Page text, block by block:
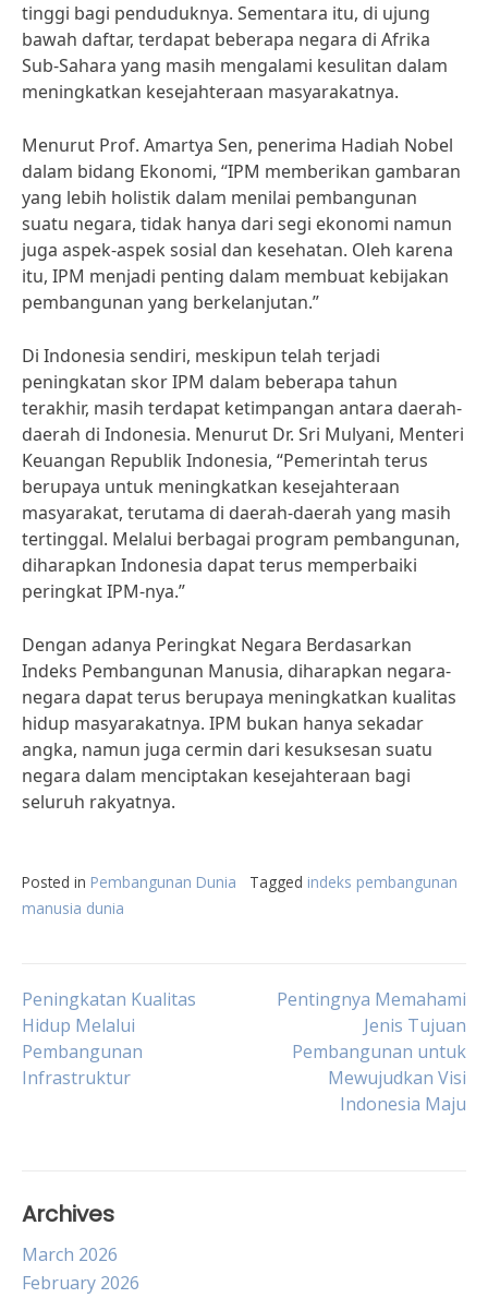
tinggi bagi penduduknya. Sementara itu, di ujung
bawah daftar, terdapat beberapa negara di Afrika
Sub-Sahara yang masih mengalami kesulitan dalam
meningkatkan kesejahteraan masyarakatnya.
Menurut Prof. Amartya Sen, penerima Hadiah Nobel
dalam bidang Ekonomi, “IPM memberikan gambaran
yang lebih holistik dalam menilai pembangunan
suatu negara, tidak hanya dari segi ekonomi namun
juga aspek-aspek sosial dan kesehatan. Oleh karena
itu, IPM menjadi penting dalam membuat kebijakan
pembangunan yang berkelanjutan.”
Di Indonesia sendiri, meskipun telah terjadi
peningkatan skor IPM dalam beberapa tahun
terakhir, masih terdapat ketimpangan antara daerah-
daerah di Indonesia. Menurut Dr. Sri Mulyani, Menteri
Keuangan Republik Indonesia, “Pemerintah terus
berupaya untuk meningkatkan kesejahteraan
masyarakat, terutama di daerah-daerah yang masih
tertinggal. Melalui berbagai program pembangunan,
diharapkan Indonesia dapat terus memperbaiki
peringkat IPM-nya.”
Dengan adanya Peringkat Negara Berdasarkan
Indeks Pembangunan Manusia, diharapkan negara-
negara dapat terus berupaya meningkatkan kualitas
hidup masyarakatnya. IPM bukan hanya sekadar
angka, namun juga cermin dari kesuksesan suatu
negara dalam menciptakan kesejahteraan bagi
seluruh rakyatnya.
Posted in Pembangunan Dunia Tagged indeks pembangunan
manusia dunia
Post
navigation
Peningkatan Kualitas
Hidup Melalui
Pembangunan
Infrastruktur
Pentingnya Memahami
Jenis Tujuan
Pembangunan untuk
Mewujudkan Visi
Indonesia Maju
Archives
March 2026
February 2026